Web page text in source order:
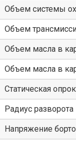
Объем системы
Объем
Объем масла в
Объем масла в
Статическая
Радиус разворота
Напряжение